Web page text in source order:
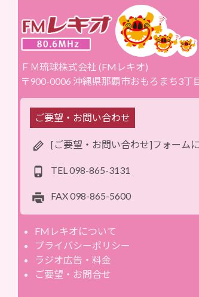
ＦＭ琉球株式会社 (FMレキオ)
〒900-0006 沖縄県那覇市おもろまち3丁
ご要望・お問い合わせ
[ご要望・お問い合わせ]フォーム
TEL 098-865-3131
FAX098-865-5600
FMレキオについて
プライバシーポリシー
ラジオ広告・料金
ご要望・お問合せ